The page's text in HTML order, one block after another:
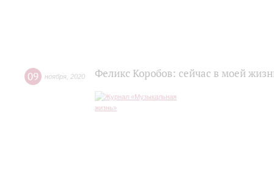
09 ноября 2020 Феликс Коробов: сейчас в моей